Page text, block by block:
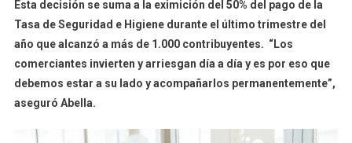
Esta decisión se suma a la eximición del 50% del pago de la
Tasa de Seguridad e Higiene durante el último trimestre del
año que alcanzó a más de 1.000 contribuyentes. “Los
comerciantes invierten y arriesgan día a día y es por eso que
debemos estar a su lado y acompañarlos permanentemente”,
aseguró Abella.